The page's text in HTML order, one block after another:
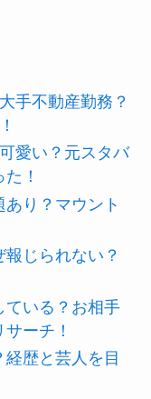
手不動産勤務？
愛い？元スタバ
！
り？マウント
じられない？
ている？お相手
ーチ！
歴と芸人を目